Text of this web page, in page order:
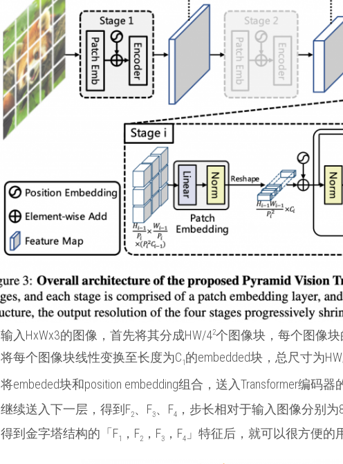
输入HxWx3的图像，首先将其分成HW/42个图像块，每个图像块
将每个图像块线性变换至长度为C1的embedded块，总尺寸为
将embeded块和position embedding组合，送入Transformer编码器
继续送入下一层，得到F2、F3、F4
，步长相对于输入图像分别为
得到金字塔结构的「F1 ，F2 ，F3 ，F4 」特征后，就可以很方便的